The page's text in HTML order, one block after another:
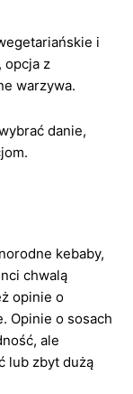
i
opcja z
warzywa.
danie,
kebaby,
chwalą
opinie o
Opinie o sosach
ale
lub zbyt dużą